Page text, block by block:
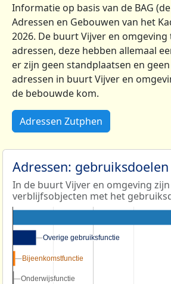
Informatie op basis van de BAG
Adressen en Gebouwen van het
2026. De buurt Vijver en
adressen, deze hebben allemaal
er zijn geen standplaatsen en
adressen in buurt Vijver en
de bebouwde kom.
Adressen Zutphen
Adressen: gebruiksdoelen
In de buurt Vijver en omgeving
verblijfsobjecten met het
Overige gebruiksfunctie
Overige gebruiksfunctie
Bijeenkomstfunctie
Bijeenkomstfunctie
Onderwijsfunctie
Onderwijsfunctie